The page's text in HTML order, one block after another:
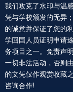
我们攻克了水印与温
凭与学校颁发的无异
的诚意并保证了您的
学回国人员证明申请
务项目之一。免责声
一切非法活动，否则
的文凭仅作观赏收藏
咨询合作!